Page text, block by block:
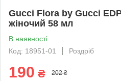
Gucci Flora by Gucci
жіночий 58 мл
В наявності
Код: 18951-01
Роздріб
190 ₴ 202 ₴